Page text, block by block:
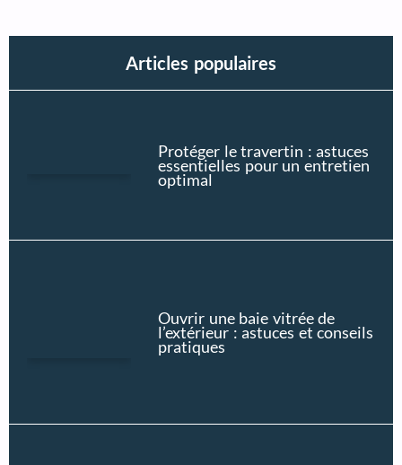
Articles populaires
Protéger le travertin : astuces
essentielles pour un entretien
optimal
Ouvrir une baie vitrée de
l’extérieur : astuces et conseils
pratiques